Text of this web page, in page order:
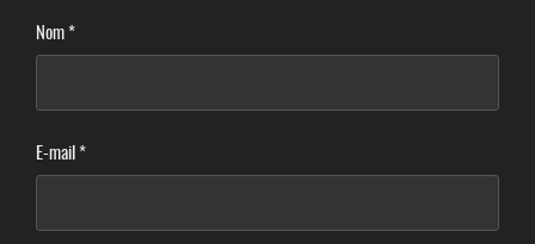
Nom*
E-mail*